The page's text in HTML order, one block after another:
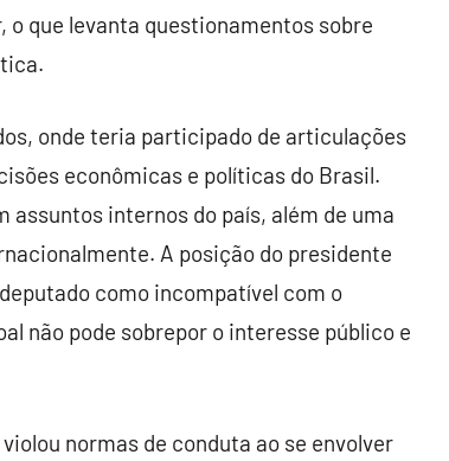
que levanta questionamentos sobre
onde teria participado de articulações
econômicas e políticas do Brasil.
internos do país, além de uma
A posição do presidente
como incompatível com o
não pode sobrepor o interesse público e
normas de conduta ao se envolver